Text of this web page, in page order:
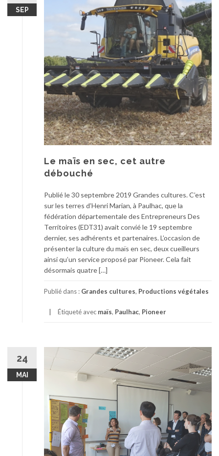
SEP
Le maïs en sec, cet autre
débouché
Publié le 30 septembre 2019 Grandes cultures. C’est
sur les terres d’Henri Marian, à Paulhac, que la
fédération départementale des Entrepreneurs Des
Territoires (EDT31) avait convié le 19 septembre
dernier, ses adhérents et partenaires. L’occasion de
présenter la culture du maïs en sec, deux cueilleurs
ainsi qu’un service proposé par Pioneer. Cela fait
désormais quatre […]
Publié dans : Grandes cultures, Productions végétales
Étiqueté avec maïs, Paulhac, Pioneer
24
MAI